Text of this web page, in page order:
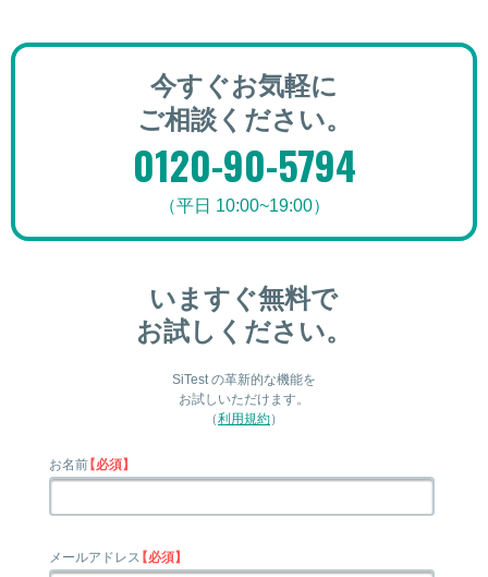
今すぐお気軽に
ご相談ください。
0120-90-5794
（平日 10:00~19:00）
いますぐ無料で
お試しください。
SiTest の革新的な機能を
お試しいただけます。
（利用規約）
お名前【必須】
メールアドレス【必須】